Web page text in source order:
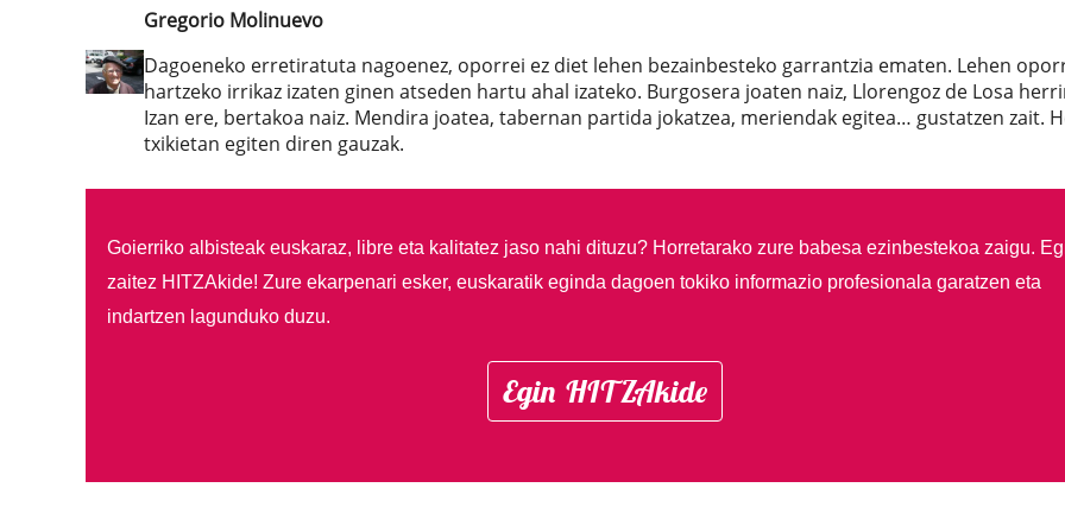
Gregorio Molinuevo
Dagoeneko erretiratuta nagoenez, oporrei ez diet lehen bezainbesteko garrantzia ematen. Lehen
hartzeko irrikaz izaten ginen atseden hartu ahal izateko. Burgosera joaten naiz, Llorengoz de Losa
Izan ere, bertakoa naiz. Mendira joatea, tabernan partida jokatzea, meriendak egitea… gustatzen zait.
txikietan egiten diren gauzak.
Goierriko albisteak euskaraz, libre eta kalitatez jaso nahi dituzu? Horretarako zure babesa ezinbestekoa zaigu.
zaitez HITZAkide! Zure ekarpenari esker, euskaratik eginda dagoen tokiko informazio profesionala garatzen eta
indartzen lagunduko duzu.
Egin HITZAkide